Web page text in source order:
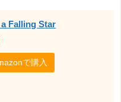
Falling Star
で購入